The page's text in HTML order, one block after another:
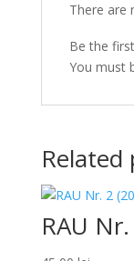
There are
Be the
You must
RAU